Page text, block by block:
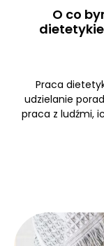
O co
Praca
udzielanie
praca z ludźmi,